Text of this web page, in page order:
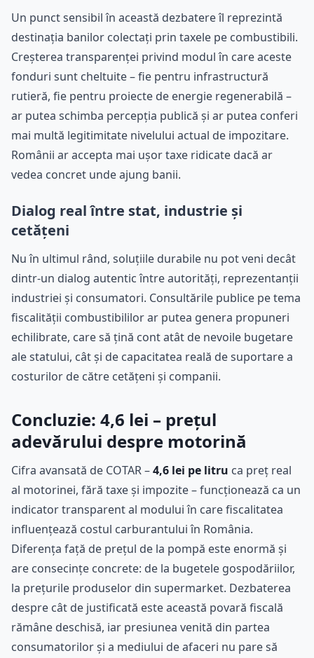
Un punct sensibil în această dezbatere îl reprezintă
destinația banilor colectați prin taxele pe combustibili.
Creșterea transparenței privind modul în care aceste
fonduri sunt cheltuite – fie pentru infrastructură
rutieră, fie pentru proiecte de energie regenerabilă –
ar putea schimba percepția publică și ar putea conferi
mai multă legitimitate nivelului actual de impozitare.
Românii ar accepta mai ușor taxe ridicate dacă ar
vedea concret unde ajung banii.
Dialog real între stat, industrie și
cetățeni
Nu în ultimul rând, soluțiile durabile nu pot veni decât
dintr-un dialog autentic între autorități, reprezentanții
industriei și consumatori. Consultările publice pe tema
fiscalității combustibililor ar putea genera propuneri
echilibrate, care să țină cont atât de nevoile bugetare
ale statului, cât și de capacitatea reală de suportare a
costurilor de către cetățeni și companii.
Concluzie: 4,6 lei – prețul
adevărului despre motorină
Cifra avansată de COTAR –4,6 lei pe litru ca preț real
al motorinei, fără taxe și impozite – funcționează ca un
indicator transparent al modului în care fiscalitatea
influențează costul carburantului în România.
Diferența față de prețul de la pompă este enormă și
are consecințe concrete: de la bugetele gospodăriilor,
la prețurile produselor din supermarket. Dezbaterea
despre cât de justificată este această povară fiscală
rămâne deschisă, iar presiunea venită din partea
consumatorilor și a mediului de afaceri nu pare să